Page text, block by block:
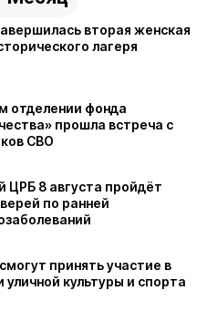
вторая женская
лагеря
отделении фонда
прошла встреча с
СВО
ЦРБ 8 августа пройдёт
по ранней
принять участие в
культуры и спорта